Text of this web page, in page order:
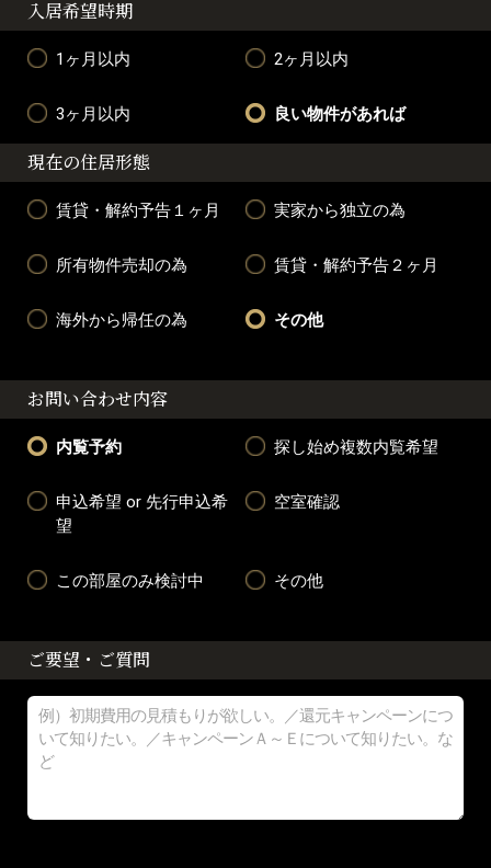
入居希望時期
1ヶ月以内 2ヶ月以内
3ヶ月以内 良い物件があれば
現在の住居形態
賃貸・解約予告１ヶ月 実家から独立の為
所有物件売却の為 賃貸・解約予告２ヶ月
海外から帰任の為 その他
お問い合わせ内容
内覧予約 探し始め複数内覧希望
申込希望 or 先行申込希
望
空室確認
この部屋のみ検討中 その他
ご要望・ご質問